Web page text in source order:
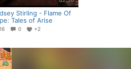
Stirling - Flame Of
Tales of Arise
0 +2